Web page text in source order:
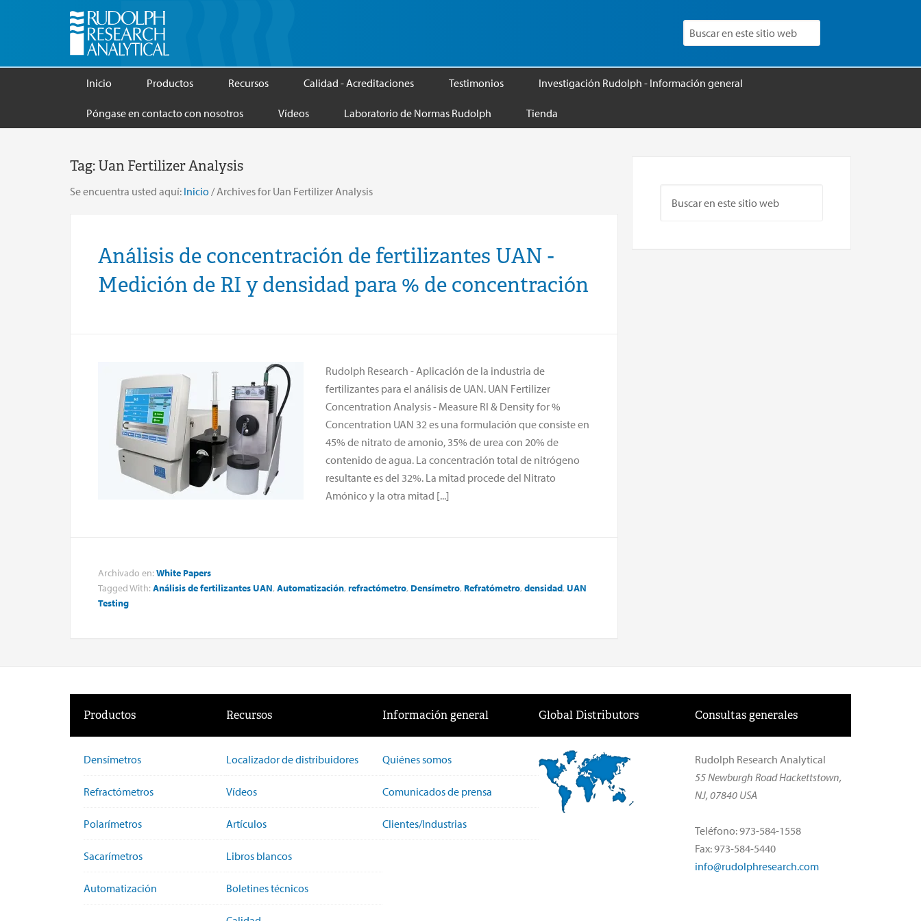
Inicio Productos Recursos Calidad - Acreditaciones Testimonios Investigación Rudolph - Información general
Póngase en contacto con nosotros Vídeos Laboratorio de Normas Rudolph Tienda
Tag:Uan Fertilizer Analysis
Se encuentra usted aquí: Inicio /Archives for Uan Fertilizer Analysis
Análisis de concentración de fertilizantes UAN -
Medición de RI y densidad para % de concentración
Rudolph Research - Aplicación de la industria de
fertilizantes para el análisis de UAN. UAN Fertilizer
Concentration Analysis - Measure RI & Density for %
Concentration UAN 32 es una formulación que consiste en
45% de nitrato de amonio, 35% de urea con 20% de
contenido de agua. La concentración total de nitrógeno
resultante es del 32%. La mitad procede del Nitrato
Amónico y la otra mitad [...]
Archivado en: White Papers
Tagged With: Análisis de fertilizantes UAN, Automatización, refractómetro, Densímetro, Refratómetro, densidad, UAN
Testing
Productos
Densímetros
Refractómetros
Polarímetros
Sacarímetros
Automatización
Recursos
Localizador de distribuidores
Vídeos
Artículos
Libros blancos
Boletines técnicos
Información general
Quiénes somos
Comunicados de prensa
Clientes/Industrias
Global Distributors Consultas generales
Rudolph Research Analytical
55 Newburgh Road Hackettstown,
NJ, 07840 USA
Teléfono: 973-584-1558
Fax: 973-584-5440
info@rudolphresearch.com